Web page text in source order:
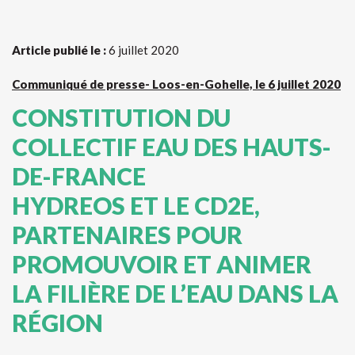
Article publié le :6 juillet 2020
Communiqué de presse- Loos-en-Gohelle, le 6 juillet 2020
CONSTITUTION DU
COLLECTIF EAU DES HAUTS-
DE-FRANCE
HYDREOS ET LE CD2E,
PARTENAIRES POUR
PROMOUVOIR ET ANIMER
LA FILIÈRE DE L’EAU DANS LA
RÉGION